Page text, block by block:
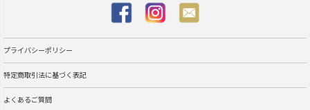
プライバシーポリシー
特定商取引法に基づく表記
よくあるご質問